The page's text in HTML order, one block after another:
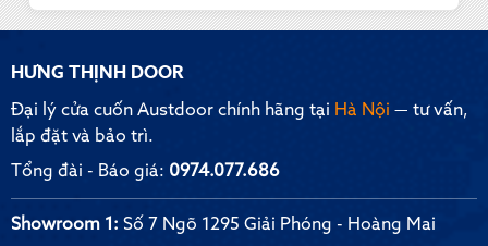
HƯNG THỊNH DOOR
Đại lý cửa cuốn Austdoor chính hãng tại Hà Nội — tư vấn,
lắp đặt và bảo trì.
Tổng đài - Báo giá: 0974.077.686
Showroom 1: Số 7 Ngõ 1295 Giải Phóng - Hoàng Mai